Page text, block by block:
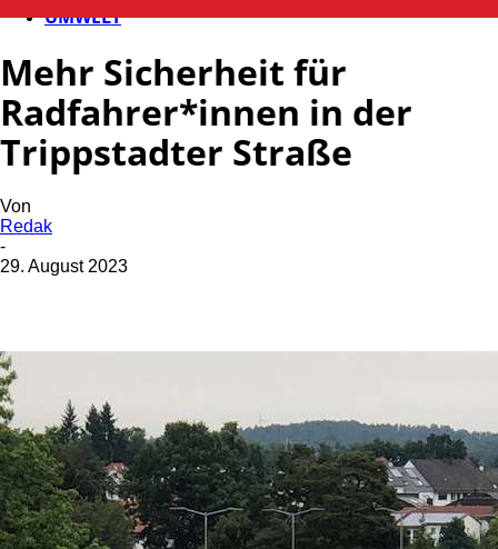
UMWELT
Mehr Sicherheit für
Radfahrer*innen in der
Trippstadter Straße
Von
Redak
-
29. August 2023